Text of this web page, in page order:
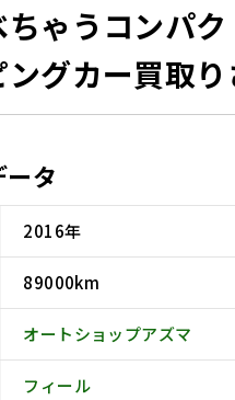
ゃうコンパ
グカー買取
タ
2016年
89000km
オートショップアズマ
フィール